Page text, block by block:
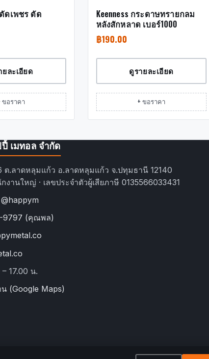
ตัดเพชร ตัด
ยละเอียด
ขอราคา
Keenness กระดาษทรายกลม
หลังสักหลาด เบอร์1000
฿190.00
ดูรายละเอียด
+ ขอราคา
เมทอล จำกัด
ต.ลาดหลุมแก้ว อ.ลาดหลุมแก้ว จ.ปทุมธานี 12140
งานใหญ่ · เลขประจำตัวผู้เสียภาษี 0135566033431
9797 (คุณพล)
17.00 น.
(Google Maps)